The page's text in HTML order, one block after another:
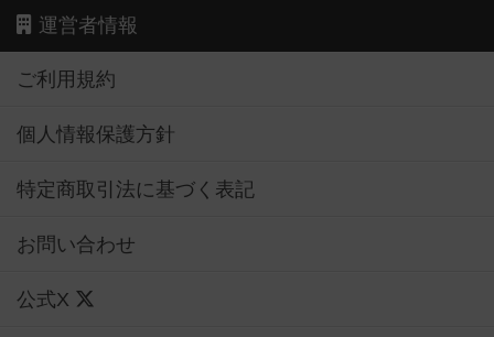
運営者情報
ご利用規約
個人情報保護方針
特定商取引法に基づく表記
お問い合わせ
公式X